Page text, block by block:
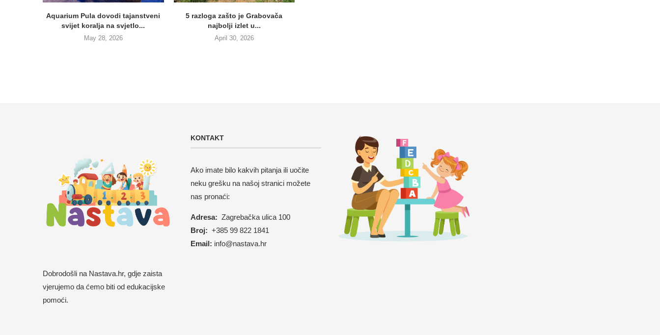
Aquarium Pula dovodi tajanstveni
svijet koralja na svjetlo...
May 28, 2026
5 razloga zašto je Grabovača
najbolji izlet u...
April 30, 2026
Dobrodošli na Nastava.hr, gdje zaista
vjerujemo da ćemo biti od edukacijske
pomoći.
KONTAKT
Ako imate bilo kakvih pitanja ili uočite
neku grešku na našoj stranici možete
nas pronaći:
Adresa: Zagrebačka ulica 100
Broj: +385 99 822 1841
Email: info@nastava.hr